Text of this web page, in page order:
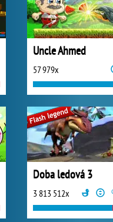
Uncle Ahmed
57 979x
Doba ledová 3
3 813 512x